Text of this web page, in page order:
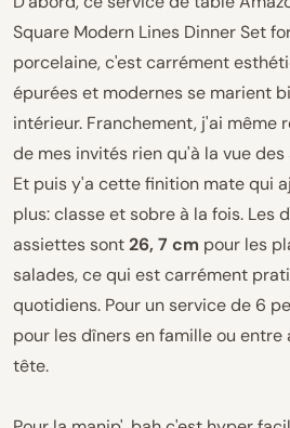
Square Modern Lines Dinner Set
porcelaine, c'est carrément
épurées et modernes se marient
intérieur. Franchement, j'ai même
de mes invités rien qu'à la vue
Et puis y'a cette finition mate qui
plus: classe et sobre à la fois. Les
assiettes sont26, 7 cm pour les
salades, ce qui est carrément
quotidiens. Pour un service de 6
pour les dîners en famille ou entre
tête.